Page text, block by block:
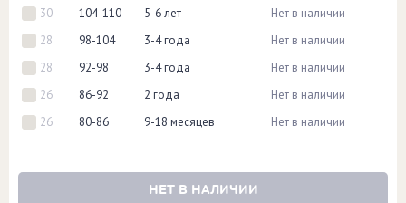
30
104-110 5-6 лет
Нет в наличии
28
98-104 3-4 года
Нет в наличии
28
92-98 3-4 года
Нет в наличии
26
86-92 2 года
Нет в наличии
26
80-86 9-18 месяцев Нет в наличии
НЕТ В НАЛИЧИИ